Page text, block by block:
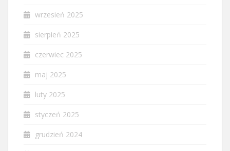
wrzesień 2025
sierpień 2025
czerwiec 2025
maj 2025
luty 2025
styczeń 2025
grudzień 2024